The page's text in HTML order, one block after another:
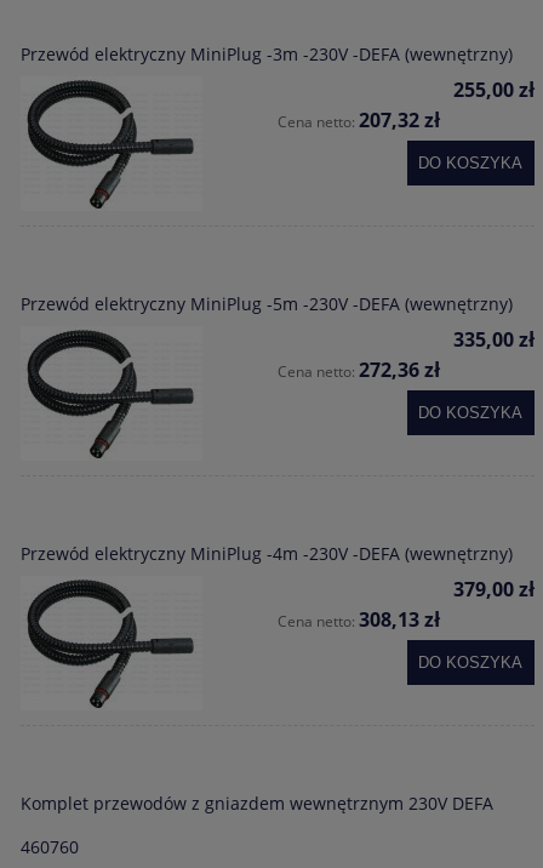
Przewód elektryczny MiniPlug -3m -230V -DEFA (wewnętrzny)
255,00 zł
Cena netto: 207,32 zł
DO KOSZYKA
Przewód elektryczny MiniPlug -5m -230V -DEFA (wewnętrzny)
335,00 zł
Cena netto: 272,36 zł
DO KOSZYKA
Przewód elektryczny MiniPlug -4m -230V -DEFA (wewnętrzny)
379,00 zł
Cena netto: 308,13 zł
DO KOSZYKA
Komplet przewodów z gniazdem wewnętrznym 230V DEFA
460760